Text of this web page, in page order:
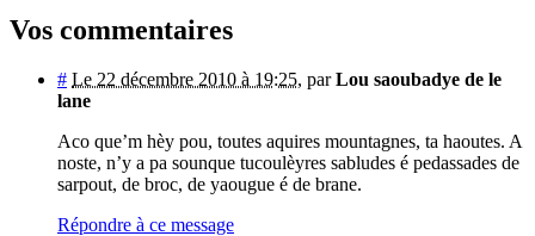
Vos commentaires
# Le 22 décembre 2010 à 19:25, parLou saoubadye de le
lane
Aco que’m hèy pou, toutes aquires mountagnes, ta haoutes. A
noste, n’y a pa sounque tucoulèyres sabludes é pedassades de
sarpout, de broc, de yaougue é de brane.
Répondre à ce message